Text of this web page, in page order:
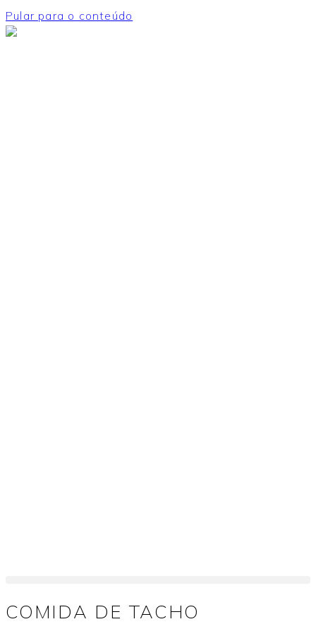
Pular para o conteúdo
COMIDA DE TACHO